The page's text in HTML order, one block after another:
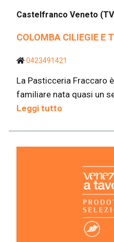
Castelfranco Veneto
COLOMBA CILIEGIE E
0423491421
La Pasticceria Fraccaro
familiare nata quasi un
Leggi tutto